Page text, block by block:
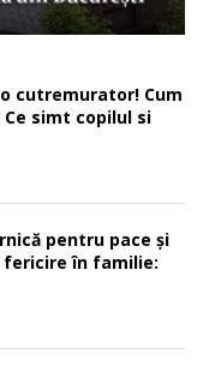
cutremurator! Cum
simt copilul si
pentru pace şi
fericire în familie: